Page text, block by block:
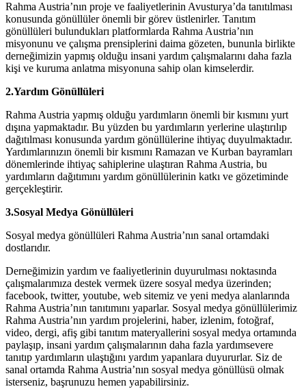
Rahma Austria’nın proje ve faaliyetlerinin Avusturya’da tanıtılması
konusunda gönüllüler önemli bir görev üstlenirler. Tanıtım
gönüllüleri bulundukları platformlarda Rahma Austria’nın
misyonunu ve çalışma prensiplerini daima gözeten, bununla birlikte
derneğimizin yapmış olduğu insani yardım çalışmalarını daha fazla
kişi ve kuruma anlatma misyonuna sahip olan kimselerdir.
2.Yardım Gönüllüleri
Rahma Austria yapmış olduğu yardımların önemli bir kısmını yurt
dışına yapmaktadır. Bu yüzden bu yardımların yerlerine ulaştırılıp
dağıtılması konusunda yardım gönüllülerine ihtiyaç duyulmaktadır.
Yardımlarınızın önemli bir kısmını Ramazan ve Kurban bayramları
dönemlerinde ihtiyaç sahiplerine ulaştıran Rahma Austria, bu
yardımların dağıtımını yardım gönüllülerinin katkı ve gözetiminde
gerçekleştirir.
3.Sosyal Medya Gönüllüleri
Sosyal medya gönüllüleri Rahma Austria’nın sanal ortamdaki
dostlarıdır.
Derneğimizin yardım ve faaliyetlerinin duyurulması noktasında
çalışmalarımıza destek vermek üzere sosyal medya üzerinden;
facebook, twitter, youtube, web sitemiz ve yeni medya alanlarında
Rahma Austria’nın tanıtımını yaparlar. Sosyal medya gönüllülerimiz
Rahma Austria’nın yardım projelerini, haber, izlenim, fotoğraf,
video, dergi, afiş gibi tanıtım materyallerini sosyal medya ortamında
paylaşıp, insani yardım çalışmalarının daha fazla yardımsevere
tanıtıp yardımların ulaştığını yardım yapanlara duyururlar. Siz de
sanal ortamda Rahma Austria’nın sosyal medya gönüllüsü olmak
isterseniz, başrunuzu hemen yapabilirsiniz.